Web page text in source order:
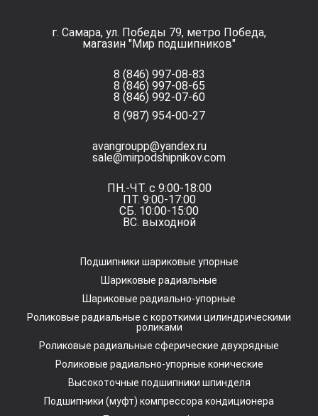
г. Самара, ул. Победы 79, метро Победа,
магазин "Мир подшипников"
8 (846) 997-08-83
8 (846) 997-08-65
8 (846) 992-07-60
8 (987) 954-00-27
avangroupp@yandex.ru
sale@mirpodshipnikov.com
ПН.-ЧТ. с 9:00-18:00
ПТ. 9:00-17:00
СБ. 10:00-15:00
ВС. выходной
Подшипники шариковые упорные
Шариковые радиальные
Шариковые радиально-упорные
Роликовые радиальные с короткими цилиндрическими
роликами
Роликовые радиальные сферические двухрядные
Роликовые радиально-упорные конические
Высокоточные подшипники шпинделя
Подшипники (муфт) компрессора кондиционера